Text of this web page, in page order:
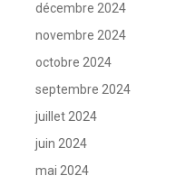
décembre 2024
novembre 2024
octobre 2024
septembre 2024
juillet 2024
juin 2024
mai 2024